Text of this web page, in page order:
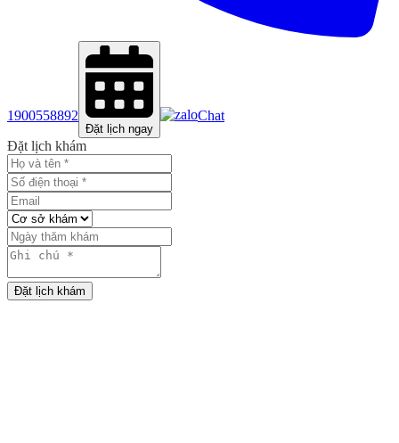
1900558892
Đặt lịch ngay
Chat
Đặt lịch khám
Đặt lịch khám